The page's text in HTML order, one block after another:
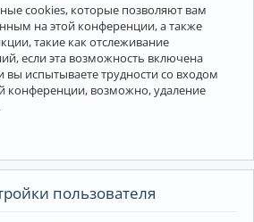
cookies, которые позволяют вам
на этой конференции, а также
такие как отслеживание
если эта возможность включена
вы испытываете трудности со входом
конференции, возможно, удаление
пользователя